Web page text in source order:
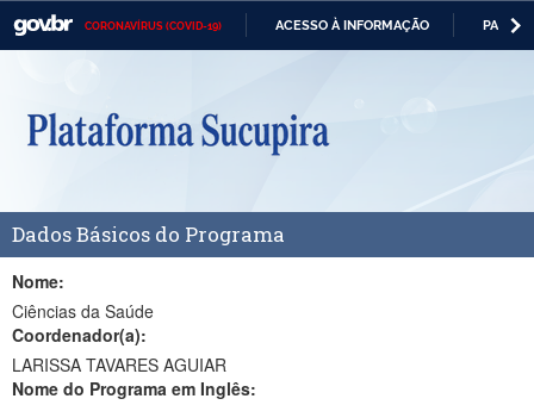
CORONAVÍRUS (COVID-19) ACESSO À INFORMAÇÃO
Casa Civil
Ministério da Defesa
Ministério da Economia
Ministério da Infraestrutura
Ministério da Educação
Dados Básicos do Programa
Nome:
Ciências da Saúde
Coordenador(a):
LARISSA TAVARES AGUIAR
Nome do Programa em Inglês: